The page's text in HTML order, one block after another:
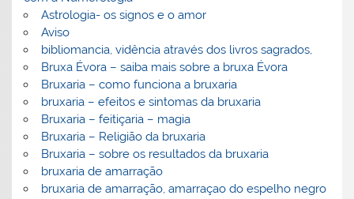
Astrologia- os signos e o amor
Aviso
bibliomancia, vidência através dos livros sagrados,
Bruxa Évora – saiba mais sobre a bruxa Évora
Bruxaria – como funciona a bruxaria
bruxaria – efeitos e sintomas da bruxaria
Bruxaria – feitiçaria – magia
Bruxaria – Religião da bruxaria
Bruxaria – sobre os resultados da bruxaria
bruxaria de amarração
bruxaria de amarração, amarraçao do espelho negro